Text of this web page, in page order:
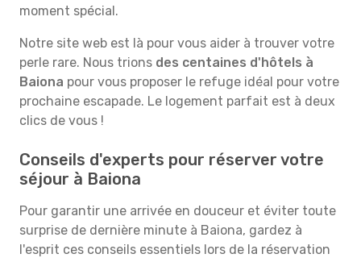
moment spécial.
Notre site web est là pour vous aider à trouver votre
perle rare. Nous trions des centaines d'hôtels à
Baiona pour vous proposer le refuge idéal pour votre
prochaine escapade. Le logement parfait est à deux
clics de vous !
Conseils d'experts pour réserver votre
séjour à Baiona
Pour garantir une arrivée en douceur et éviter toute
surprise de dernière minute à Baiona, gardez à
l'esprit ces conseils essentiels lors de la réservation